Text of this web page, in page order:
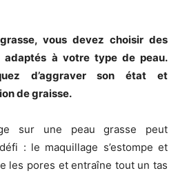
vous devez choisir des
adaptés à votre type de peau.
d’aggraver son état et
de graisse.
sur une peau grasse peut
: le maquillage s’estompe et
les pores et entraîne tout un tas